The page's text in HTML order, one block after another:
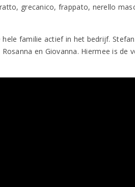
grecanico, frappato, nerello
familie actief in het bedrijf.
en Giovanna. Hiermee is